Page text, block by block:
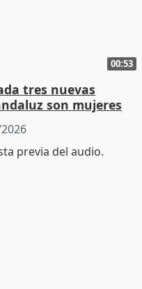
00:53
tres nuevas
son mujeres